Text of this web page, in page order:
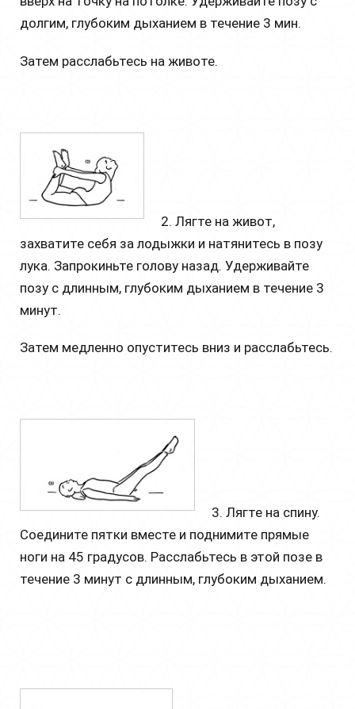
долгим, глубоким дыханием в течение 3 мин.
Затем расслабьтесь на животе.
2. Лягте на живот,
захватите себя за лодыжки и натянитесь в позу
лука. Запрокиньте голову назад. Удерживайте
позу с длинным, глубоким дыханием в течение 3
минут.
Затем медленно опуститесь вниз и расслабьтесь.
3. Лягте на спину.
Соедините пятки вместе и поднимите прямые
ноги на 45 градусов. Расслабьтесь в этой позе в
течение 3 минут с длинным, глубоким дыханием.